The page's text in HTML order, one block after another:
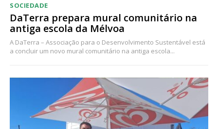
SOCIEDADE
DaTerra prepara mural comunitário na
antiga escola da Mélvoa
A DaTerra – Associação para o Desenvolvimento Sustentável está
a concluir um novo mural comunitário na antiga escola...